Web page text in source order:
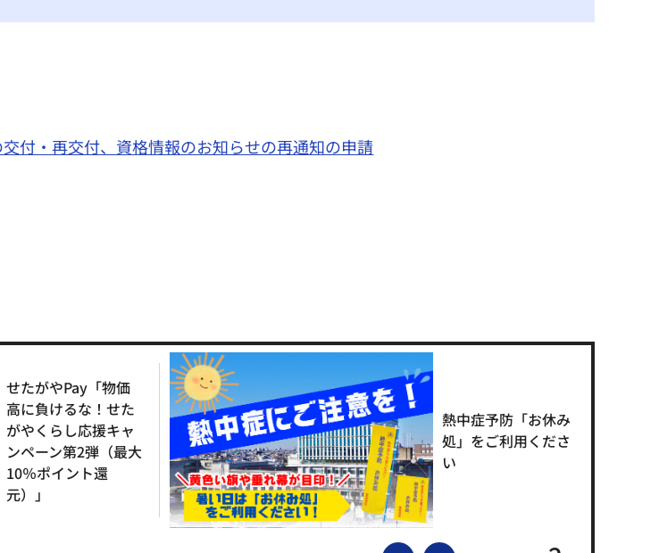
付・再交付、資格情報のお知らせの再通知の申請
せたがやPay「物価
高に負けるな！せた
がやくらし応援キャ
ンペーン第2弾（最大
10％ポイント還
元）」
熱中症予防「お休み
処」をご利用くださ
い